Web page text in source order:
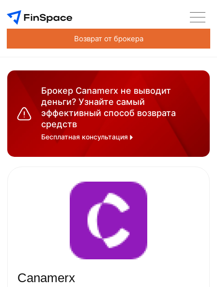
Возврат от брокера
Брокер Canamerx не выводит
деньги? Узнайте самый
эффективный способ возврата
средств
Бесплатная консультация
Canamerx